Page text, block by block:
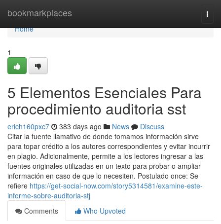
bookmarkplaces
Home
Home
1
5 Elementos Esenciales Para
procedimiento auditoria sst
erich160pxc7 383 days ago News
Discuss
Citar la fuente llamativo de donde tomamos información sirve
para topar crédito a los autores correspondientes y evitar incurrir
en plagio. Adicionalmente, permite a los lectores ingresar a las
fuentes originales utilizadas en un texto para probar o ampliar
información en caso de que lo necesiten. Postulado once: Se
refiere https://get-social-now.com/story5314581/examine-este-
informe-sobre-auditoria-stj
Comments
Who Upvoted